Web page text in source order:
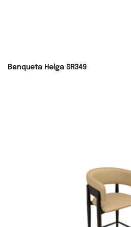
Banqueta Helga SR349